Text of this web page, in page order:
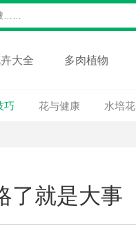
大全 多肉植物
巧 花与健康 水培
了就是大事